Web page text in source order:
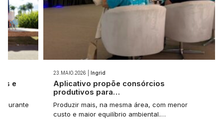
e
durante
23.MAIO.2026 | Ingrid
Aplicativo propõe consórcios
produtivos para…
Produzir mais, na mesma área, com menor
custo e maior equilíbrio ambiental.…